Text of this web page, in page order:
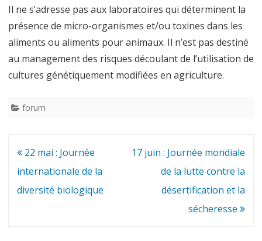
Il ne s’adresse pas aux laboratoires qui déterminent la
présence de micro-organismes et/ou toxines dans les
aliments ou aliments pour animaux. Il n’est pas destiné
au management des risques découlant de l’utilisation de
cultures génétiquement modifiées en agriculture.
forum
Navigation
de
l’article
22 mai : Journée
internationale de la
diversité biologique
17 juin : Journée mondiale
de la lutte contre la
désertification et la
sécheresse